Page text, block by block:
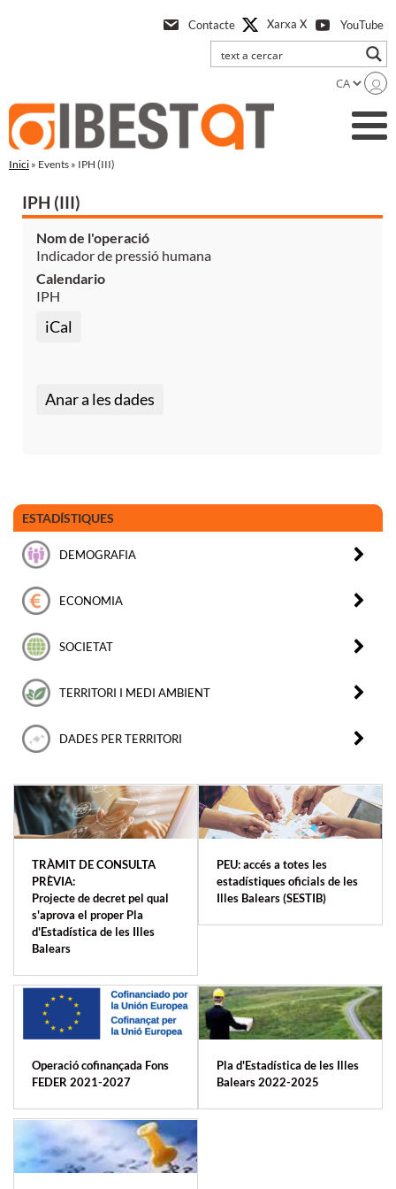
a
l'contingut
Contacte Xarxa X YouTube
Inici » Events » IPH (III)
IPH (III)
Nom de l'operació
Indicador de pressió humana
Calendario
IPH
iCal
Anar a les dades
ESTADÍSTIQUES
DEMOGRAFIA
ECONOMIA
SOCIETAT
TERRITORI I MEDI AMBIENT
DADES PER TERRITORI
TRÀMIT DE CONSULTA
PRÈVIA:
Projecte de decret pel qual
s'aprova el proper Pla
d'Estadística de les Illes
Balears
PEU: accés a totes les
estadístiques oficials de les
Illes Balears (SESTIB)
Operació cofinançada Fons
FEDER 2021-2027
Pla d'Estadística de les Illes
Balears 2022-2025